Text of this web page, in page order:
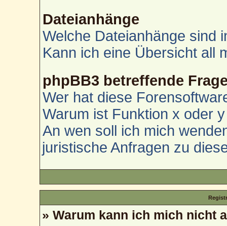
Dateianhänge
Welche Dateianhänge sind
Kann ich eine Übersicht all
phpBB3 betreffende
Wer hat diese
Warum ist Funktion x oder
An wen soll ich mich
juristische Anfragen zu
» Warum kann ich mich nicht